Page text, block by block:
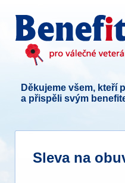
Děkujeme všem, kteří
a přispěli svým
Sleva na